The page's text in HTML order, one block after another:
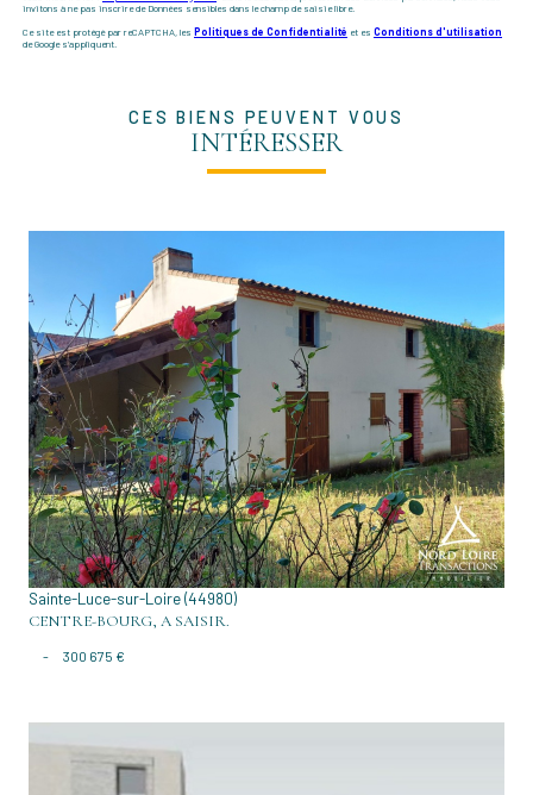
invitons à ne pas inscrire de Données sensibles dans le champ de saisie libre.
Ce site est protégé par reCAPTCHA, les Politiques de Confidentialité et es Conditions d'utilisation
de Google s'appliquent.
CES BIENS PEUVENT VOUS
INTÉRESSER
VOIR LE BIEN
Sainte-Luce-sur-Loire (44980)
CENTRE-BOURG, A SAISIR.
- 300 675 €